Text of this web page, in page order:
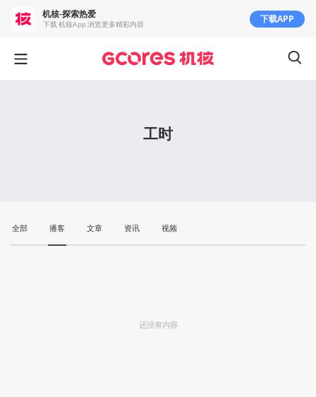
工时
全部 播客 文章 资讯 视频
还没有内容
机核-探索热爱
下载 机核App 浏览更多精彩内容 下载APP